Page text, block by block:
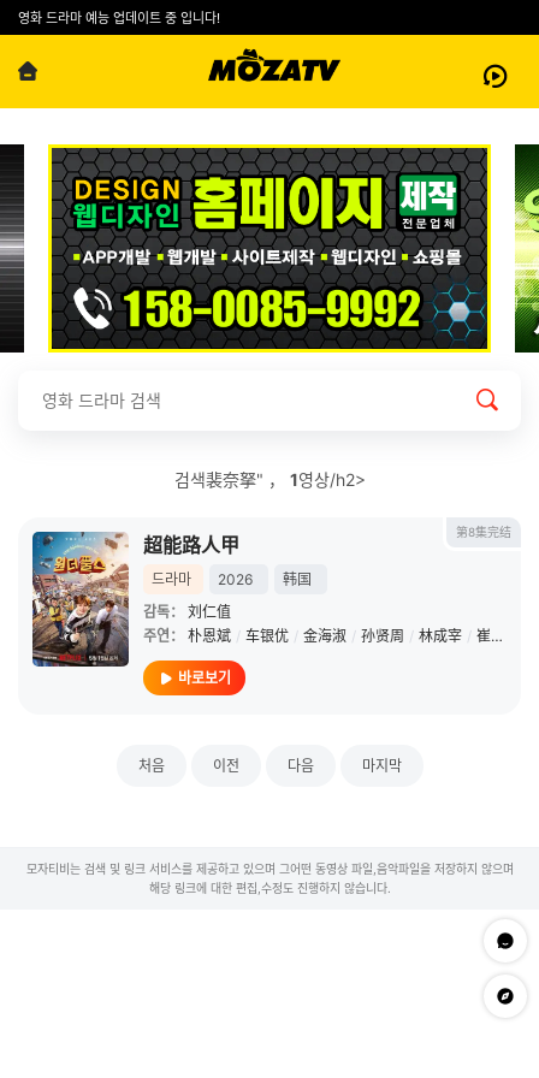
영화 드라마 예능 업데이트 중 입니다!
검색裴奈拏" ， 1영상/h2>
第8集完结
超能路人甲
드라마 2026
韩国
감독：
刘仁值
주연：
朴恩斌 / 车银优 / 金海淑 / 孙贤周 / 林成宰 / 崔大勋
바로보기
처음 이전 다음 마지막
모자티비는 검색 및 링크 서비스를 제공하고 있으며 그어떤 동영상 파일,음악파일을 저장하지 않으며
해당 링크에 대한 편집,수정도 진행하지 않습니다.
문의하
app